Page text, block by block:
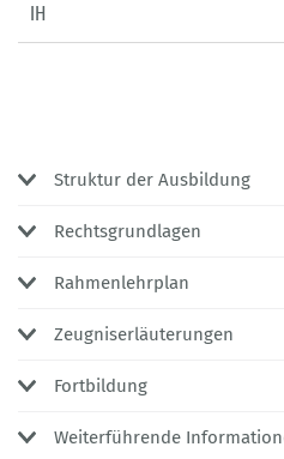
IH
Struktur der Ausbildung
Rechtsgrundlagen
Rahmenlehrplan
Zeugniserläuterungen
Fortbildung
Weiterführende